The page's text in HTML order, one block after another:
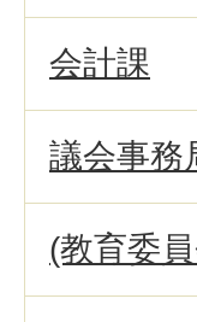
会計課
議会事務
(教育委